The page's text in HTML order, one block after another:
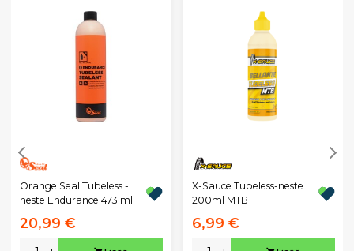
Orange Seal Tubeless -
neste Endurance 473 ml
20,99 €
X-Sauce Tubeless-neste
200ml MTB
6,99 €